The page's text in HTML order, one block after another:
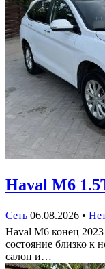
Haval M6
Сеть 06.08.2026 •
Haval M6 конец 2023
состояние близко к
салон и…